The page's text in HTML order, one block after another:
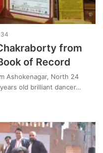
34
from
of Record
Ashokenagar, North 24
old brilliant dancer…